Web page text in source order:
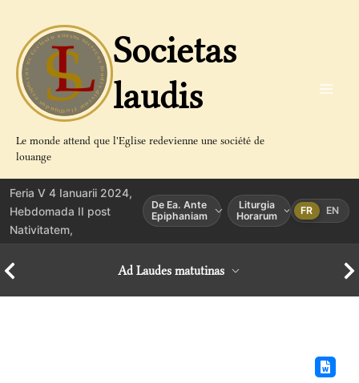
contenu
Societas
laudis
Le monde attend que l'Eglise redevienne une société de
louange
Feria V 4 Ianuarii 2024,
Hebdomada II post
Nativitatem,
De Ea. Ante
Epiphaniam
Liturgia
Horarum
FR EN
Ad Laudes matutinas